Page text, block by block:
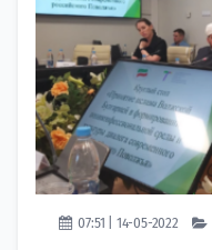
07:51 | 14-05-2022